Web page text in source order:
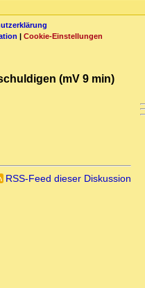
| Cookie-Einstellungen
(mV 9 min)
RSS-Feed dieser Diskussion